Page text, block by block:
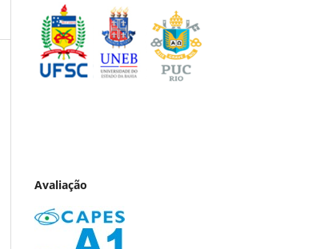
Avaliação